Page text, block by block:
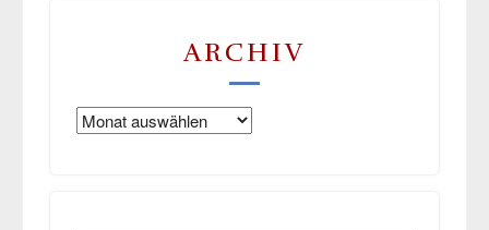
ARCHIV
Archiv